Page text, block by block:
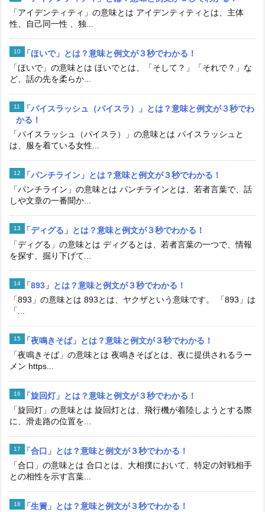
「アイデンティティ」の意味とは アイデンティティとは、主体
性、自己同一性 、独...
「ほいで」とは？意味と例文が３秒でわかる！
「ほいで」の意味とは ほいでとは、「そして？」「それで？」な
ど、話の先を柔らか...
「パイスラッシュ（パイスラ）」とは？意味と例文が３秒でわ
かる！
「パイスラッシュ（パイスラ）」の意味とは パイスラッシュと
は、服を着ている女性...
「パンチライン」とは？意味と例文が３秒でわかる！
「パンチライン」の意味とは パンチラインとは、若者言葉で、話
しや文章の一番聞か...
「ディグる」とは？意味と例文が３秒でわかる！
「ディグる」の意味とは ディグるとは、若者言葉の一つで、情報
を探す、掘り下げて...
「893」とは？意味と例文が３秒でわかる！
「893」の意味とは 893とは、ヤクザという意味です。 「893」は
「...
「夜鳴きそば」とは？意味と例文が３秒でわかる！
「夜鳴きそば」の意味とは 夜鳴きそばとは、夜に提供されるラー
メン https...
「旋回灯」とは？意味と例文が３秒でわかる！
「旋回灯」の意味とは 旋回灯とは、飛行機が着陸しようとする際
に、滑走路の位置を...
「合口」とは？意味と例文が３秒でわかる！
「合口」の意味とは 合口とは、大相撲において、特定の対戦相手
との相性を示す言葉...
「生簀」とは？意味と例文が３秒でわかる！